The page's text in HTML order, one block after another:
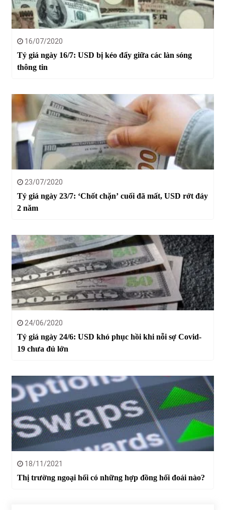
16/07/2020
Tỷ giá ngày 16/7: USD bị kéo đẩy giữa các làn sóng
thông tin
23/07/2020
Tỷ giá ngày 23/7: ‘Chốt chặn’ cuối đã mất, USD rớt đáy
2 năm
24/06/2020
Tỷ giá ngày 24/6: USD khó phục hồi khi nỗi sợ Covid-
19 chưa đủ lớn
18/11/2021
Thị trường ngoại hối có những hợp đồng hối đoái nào?